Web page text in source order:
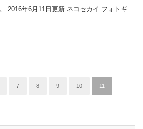
2016年6月11日更新 ネコセカイ フォトギ
7 8 9 10 11